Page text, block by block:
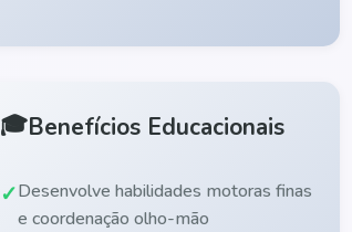
🎓Benefícios Educacionais
Desenvolve habilidades motoras finas
e coordenação olho-mão